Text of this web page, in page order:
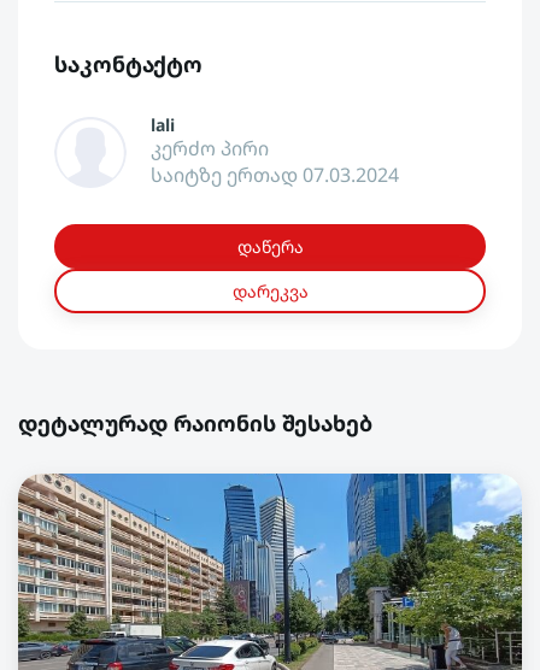
საკონტაქტო
lali
კერძო პირი
საიტზე ერთად 07.03.2024
დაწერა
დარეკვა
დეტალურად რაიონის შესახებ